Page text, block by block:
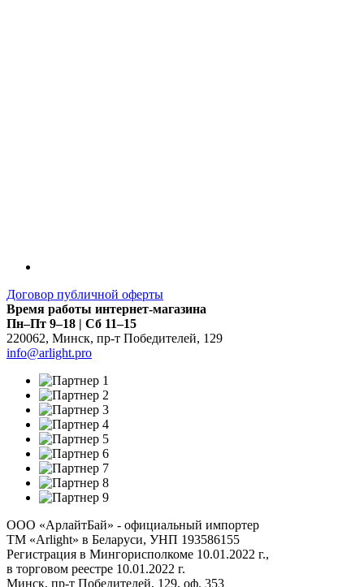
Договор публичной оферты
Время работы интернет-магазина
Пн–Пт 9–18 | Сб 11–15
220062, Минск, пр-т Победителей, 129
info@arlight.pro
ООО «АрлайтБай» - официальный импортер
ТМ «Arlight» в Беларуси, УНП 193586155
Регистрация в Мингорисполкоме 10.01.2022 г.,
в торговом реестре 10.01.2022 г.
Минск, пр-т Победителей, 129, оф. 353